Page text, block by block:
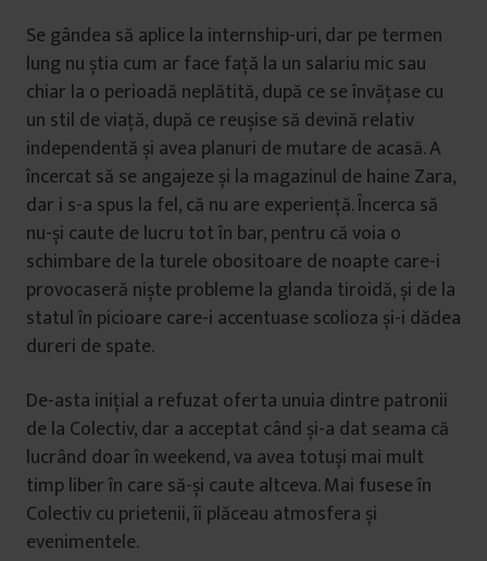
Se gândea să aplice la internship-uri, dar pe termen
lung nu știa cum ar face față la un salariu mic sau
chiar la o perioadă neplătită, după ce se învățase cu
un stil de viață, după ce reușise să devină relativ
independentă și avea planuri de mutare de acasă. A
încercat să se angajeze și la magazinul de haine Zara,
dar i s-a spus la fel, că nu are experiență. Încerca să
nu-și caute de lucru tot în bar, pentru că voia o
schimbare de la turele obositoare de noapte care-i
provocaseră niște probleme la glanda tiroidă, și de la
statul în picioare care-i accentuase scolioza și-i dădea
dureri de spate.
De-asta inițial a refuzat oferta unuia dintre patronii
de la Colectiv, dar a acceptat când și-a dat seama că
lucrând doar în weekend, va avea totuși mai mult
timp liber în care să-și caute altceva. Mai fusese în
Colectiv cu prietenii, îi plăceau atmosfera și
evenimentele.